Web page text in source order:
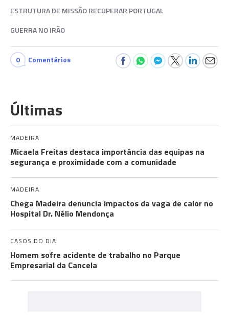
ESTRUTURA DE MISSÃO RECUPERAR PORTUGAL
GUERRA NO IRÃO
0 Comentários
Últimas
MADEIRA
Micaela Freitas destaca importância das equipas na
segurança e proximidade com a comunidade
MADEIRA
Chega Madeira denuncia impactos da vaga de calor no
Hospital Dr. Nélio Mendonça
CASOS DO DIA
Homem sofre acidente de trabalho no Parque
Empresarial da Cancela